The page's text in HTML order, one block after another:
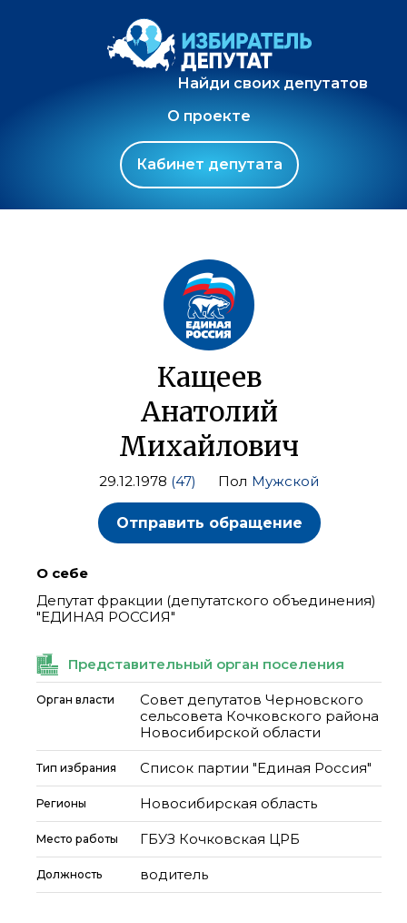
Найди своих депутатов
О проекте
Кабинет депутата
Кащеев
Анатолий
Михайлович
29.12.1978 (47) Пол Мужской
Отправить обращение
О себе
Депутат фракции (депутатского объединения)
"ЕДИНАЯ РОССИЯ"
Представительный орган поселения
Орган власти
Совет депутатов Черновского
сельсовета Кочковского района
Новосибирской области
Тип избрания Список партии "Единая Россия"
Регионы Новосибирская область
Место работы ГБУЗ Кочковская ЦРБ
Должность водитель